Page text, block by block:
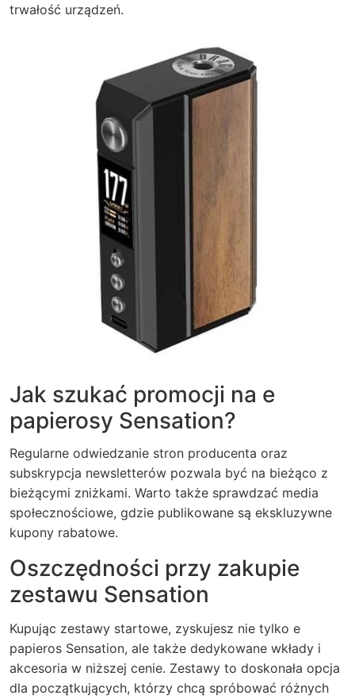
trwałość urządzeń.
Jak szukać promocji na e
papierosy Sensation?
Regularne odwiedzanie stron producenta oraz
subskrypcja newsletterów pozwala być na bieżąco z
bieżącymi zniżkami. Warto także sprawdzać media
społecznościowe, gdzie publikowane są ekskluzywne
kupony rabatowe.
Oszczędności przy zakupie
zestawu Sensation
Kupując zestawy startowe, zyskujesz nie tylko e
papieros Sensation, ale także dedykowane wkłady i
akcesoria w niższej cenie. Zestawy to doskonała opcja
dla początkujących, którzy chcą spróbować różnych